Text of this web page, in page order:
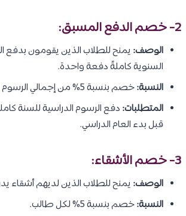
2- خصم الدفع المسبق:
الوصف: يمنح للطلاب الذين يقومون بدفع
السنوية كاملةً دفعة واحدة.
النسبة:خصم بنسبة 5% من إجمالي الرسوم الدراسية.
المتطلبات: دفع الرسوم الدراسية للسنة
قبل بدء العام الدراسي.
3- خصم الأشقاء:
الوصف: يمنح للطلاب الذين لديهم أشقاء
النسبة:خصم بنسبة 5% لكل طالب.